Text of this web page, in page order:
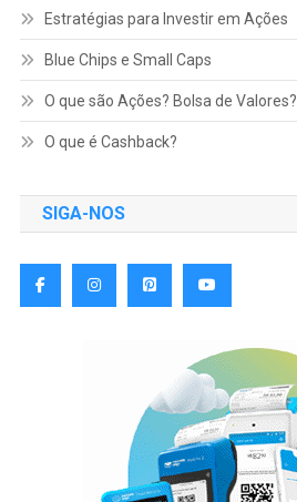
Estratégias para Investir em Ações
Blue Chips e Small Caps
O que são Ações? Bolsa de Valores?
O que é Cashback?
SIGA-NOS